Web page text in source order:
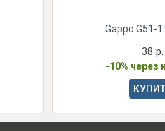
Gappo G51-
38 р.
-10% через